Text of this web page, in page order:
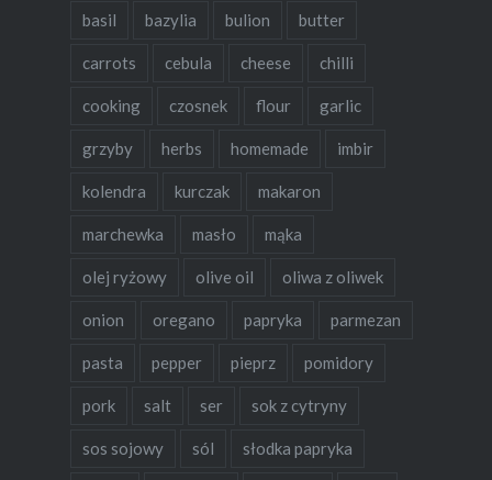
basil bazylia bulion butter
carrots cebula cheese chilli
cooking czosnek flour garlic
grzyby herbs homemade imbir
kolendra kurczak makaron
marchewka masło mąka
olej ryżowy olive oil oliwa z oliwek
onion oregano papryka parmezan
pasta pepper pieprz pomidory
pork salt ser sok z cytryny
sos sojowy sól słodka papryka